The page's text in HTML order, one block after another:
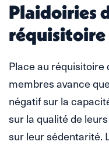
Plaidoiries
réquisitoire
Place au réquisitoire
membres avance
négatif sur la
sur la qualité de
sur leur sédentarité.